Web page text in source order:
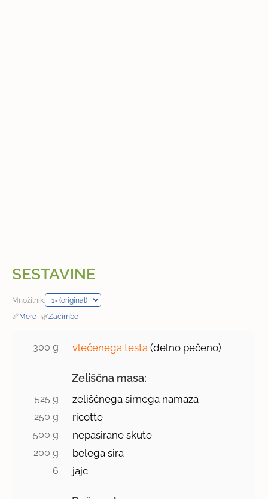
SESTAVINE
Množilnik:
📏Mere · 🌿Začimbe
300 g vlečenega testa (delno pečeno)
Zeliščna masa:
525 g zeliščnega sirnega namaza
250 g ricotte
500 g nepasirane skute
200 g belega sira
6 jajc